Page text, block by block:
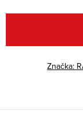
cena:
Značka: